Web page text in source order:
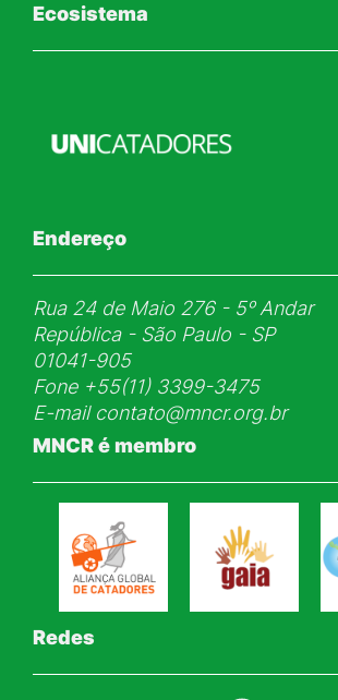
Ecosistema
Endereço
Rua 24 de Maio 276 - 5ᵒ Andar
República - São Paulo - SP
01041-905
Fone+55(11) 3399-3475
E-mail contato@mncr.org.br
MNCR é membro
Redes